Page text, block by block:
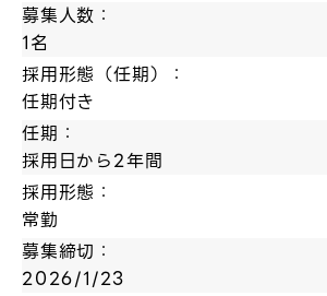
募集人数：
1名
採用形態（任期）：
任期付き
任期：
採用日から2年間
採用形態：
常勤
募集締切：
2026/1/23